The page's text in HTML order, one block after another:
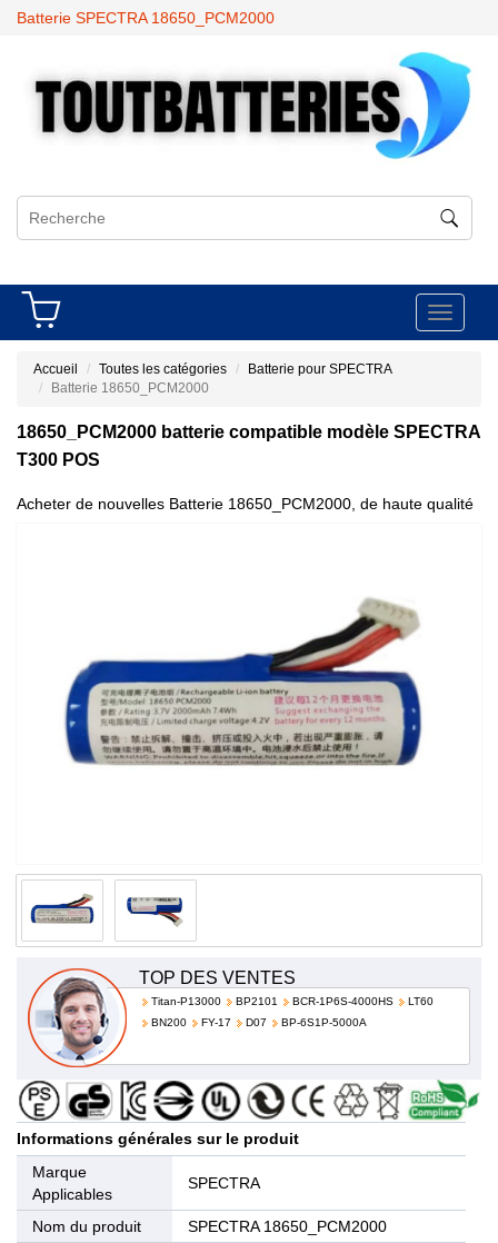
Batterie SPECTRA 18650_PCM2000
Toggle
Accueil Toutes les catégories
Batterie pour SPECTRA
Batterie 18650_PCM2000
18650_PCM2000 batterie compatible modèle SPECTRA
T300 POS
Acheter de nouvelles Batterie 18650_PCM2000, de haute qualité
TOP DES VENTES
Titan-P13000 BP2101 BCR-1P6S-4000HS
LT60
BN200
FY-17 D07 BP-6S1P-5000A
Informations générales sur le produit
Marque
Applicables
SPECTRA
Nom du produit
SPECTRA 18650_PCM2000